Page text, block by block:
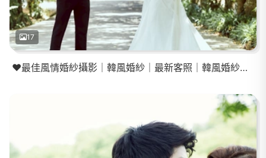
17
❤️最佳風情婚紗攝影｜韓風婚紗｜最新客照｜韓風婚紗照｜新娘秘書｜互動婚紗